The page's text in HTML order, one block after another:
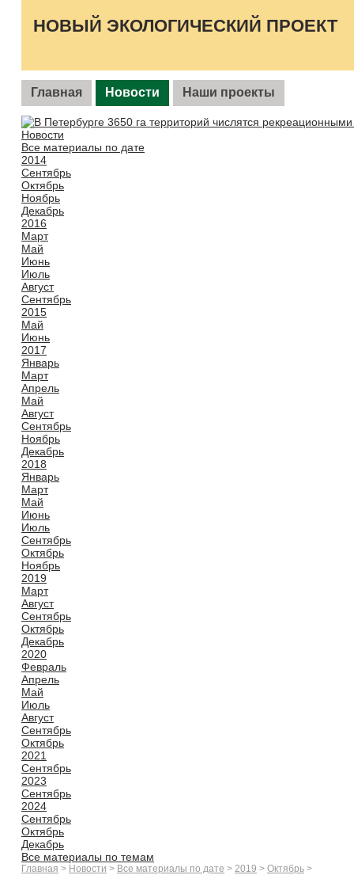
НОВЫЙ ЭКОЛОГИЧЕСКИЙ ПРОЕКТ
Главная Новости Наши проекты
Новости
Все материалы по дате
2014
Сентябрь
Октябрь
Ноябрь
Декабрь
2016
Март
Май
Июнь
Июль
Август
Сентябрь
2015
Май
Июнь
2017
Январь
Март
Апрель
Май
Август
Сентябрь
Ноябрь
Декабрь
2018
Январь
Март
Май
Июнь
Июль
Сентябрь
Октябрь
Ноябрь
2019
Март
Август
Сентябрь
Октябрь
Декабрь
2020
Февраль
Апрель
Май
Июль
Август
Сентябрь
Октябрь
2021
Сентябрь
2023
Сентябрь
2024
Сентябрь
Октябрь
Декабрь
Все материалы по темам
Главная > Новости > Все материалы по дате > 2019 > Октябрь >